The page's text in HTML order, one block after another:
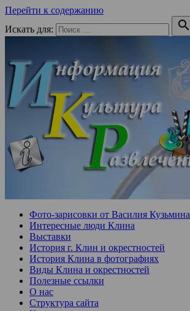
Перейти к содержанию
Искать для:

Фото-зарисовки от Василия Кузьмина
Интересные люди Клина
Выставки
История г. Клин и окрестностей
История Клина в фотографиях
Виды Клина и окрестностей
Полезные ссылки
О нас
Структура сайта